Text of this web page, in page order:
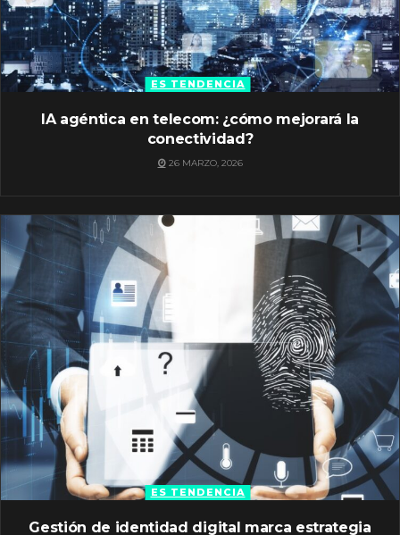
ES TENDENCIA
IA agéntica en telecom: ¿cómo mejorará la
conectividad?
26 MARZO, 2026
ES TENDENCIA
Gestión de identidad digital marca estrategia